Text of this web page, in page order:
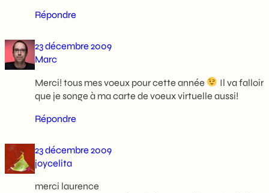
Répondre
23 décembre 2009
Marc
Merci! tous mes voeux pour cette année
Il va falloir
que je songe à ma carte de voeux virtuelle aussi!
Répondre
23 décembre 2009
joycelita
merci laurence